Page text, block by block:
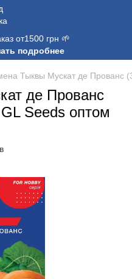
от1500 грн 🌱
подробнее
Тыквы Мускат де Прованс
де Прованс
Seeds оптом